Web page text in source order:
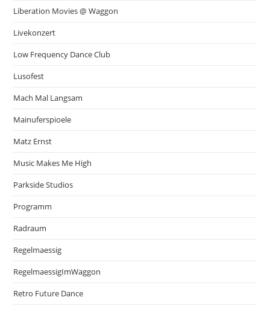
Liberation Movies @ Waggon
Livekonzert
Low Frequency Dance Club
Lusofest
Mach Mal Langsam
Mainuferspioele
Matz Ernst
Music Makes Me High
Parkside Studios
Programm
Radraum
Regelmaessig
RegelmaessigImWaggon
Retro Future Dance